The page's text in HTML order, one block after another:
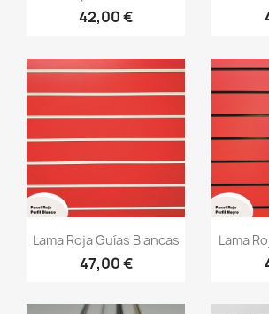
42,00 €
Vista rápida
Lama Roja Guías Blancas
47,00 €

Lama